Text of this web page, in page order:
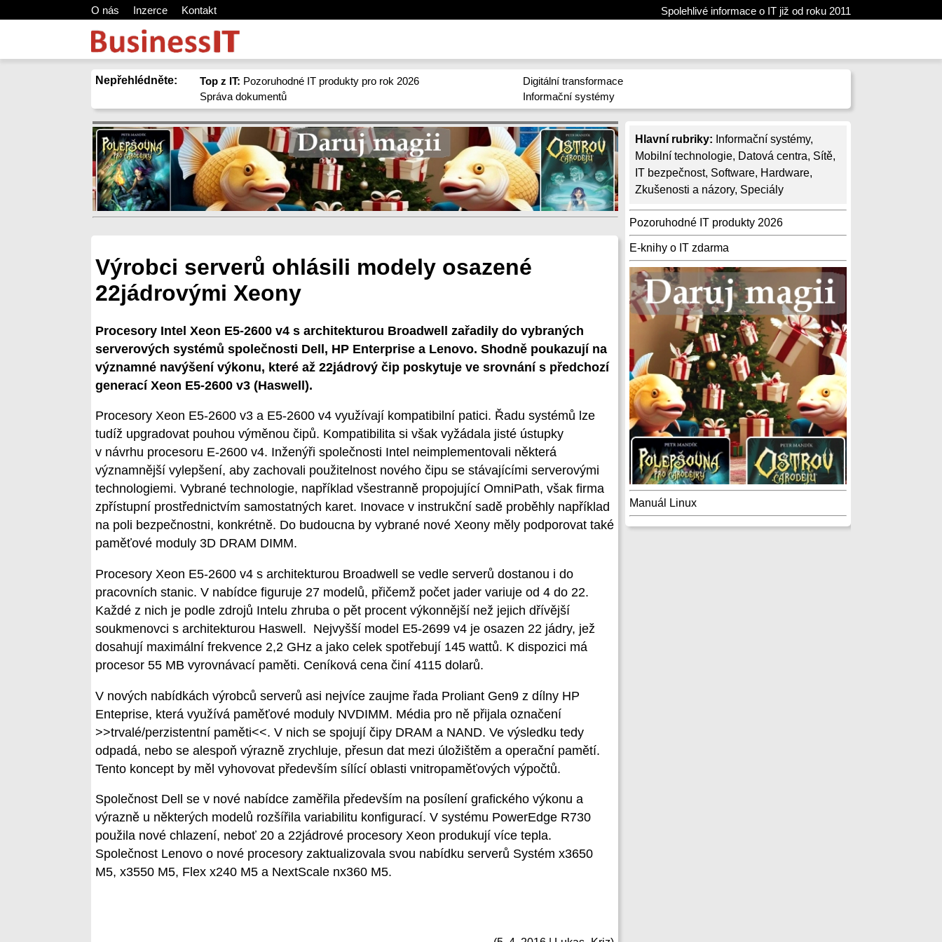
O nás Inzerce Kontakt Spolehlivé informace o IT již od roku 2011
Nepřehlédněte: Top z IT: Pozoruhodné IT produkty pro rok 2026
Správa dokumentů
Digitální transformace
Informační systémy
Hlavní rubriky: Informační systémy,
Mobilní technologie, Datová centra, Sítě,
IT bezpečnost, Software, Hardware,
Zkušenosti a názory, Speciály
Pozoruhodné IT produkty 2026
E-knihy o IT zdarma
Manuál Linux
Výrobci serverů ohlásili modely osazené
22jádrovými Xeony
Procesory Intel Xeon E5-2600 v4 s architekturou Broadwell zařadily do vybraných
serverových systémů společnosti Dell, HP Enterprise a Lenovo. Shodně poukazují na
významné navýšení výkonu, které až 22jádrový čip poskytuje ve srovnání s předchozí
generací Xeon E5-2600 v3 (Haswell).
Procesory Xeon E5-2600 v3 a E5-2600 v4 využívají kompatibilní patici. Řadu systémů lze
tudíž upgradovat pouhou výměnou čipů. Kompatibilita si však vyžádala jisté ústupky
v návrhu procesoru E-2600 v4. Inženýři společnosti Intel neimplementovali některá
významnější vylepšení, aby zachovali použitelnost nového čipu se stávajícími serverovými
technologiemi. Vybrané technologie, například všestranně propojující OmniPath, však firma
zpřístupní prostřednictvím samostatných karet. Inovace v instrukční sadě proběhly například
na poli bezpečnostni, konkrétně. Do budoucna by vybrané nové Xeony měly podporovat také
paměťové moduly 3D DRAM DIMM.
Procesory Xeon E5-2600 v4 s architekturou Broadwell se vedle serverů dostanou i do
pracovních stanic. V nabídce figuruje 27 modelů, přičemž počet jader variuje od 4 do 22.
Každé z nich je podle zdrojů Intelu zhruba o pět procent výkonnější než jejich dřívější
soukmenovci s architekturou Haswell. Nejvyšší model E5-2699 v4 je osazen 22 jádry, jež
dosahují maximální frekvence 2,2 GHz a jako celek spotřebují 145 wattů. K dispozici má
procesor 55 MB vyrovnávací paměti. Ceníková cena činí 4115 dolarů.
V nových nabídkách výrobců serverů asi nejvíce zaujme řada Proliant Gen9 z dílny HP
Enteprise, která využívá paměťové moduly NVDIMM. Média pro ně přijala označení
>>trvalé/perzistentní paměti<<. V nich se spojují čipy DRAM a NAND. Ve výsledku tedy
odpadá, nebo se alespoň výrazně zrychluje, přesun dat mezi úložištěm a operační pamětí.
Tento koncept by měl vyhovovat především sílící oblasti vnitropaměťových výpočtů.
Společnost Dell se v nové nabídce zaměřila především na posílení grafického výkonu a
výrazně u některých modelů rozšířila variabilitu konfigurací. V systému PowerEdge R730
použila nové chlazení, neboť 20 a 22jádrové procesory Xeon produkují více tepla.
Společnost Lenovo o nové procesory zaktualizovala svou nabídku serverů Systém x3650
M5, x3550 M5, Flex x240 M5 a NextScale nx360 M5.